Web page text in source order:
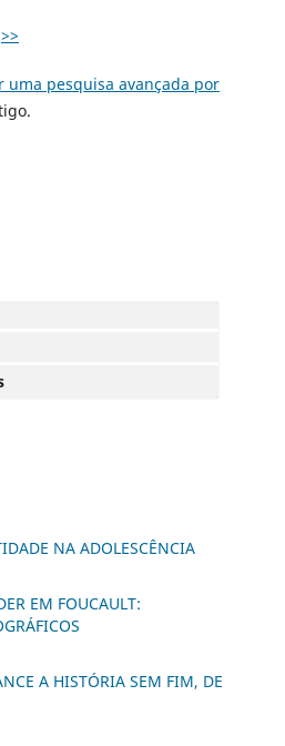
>>
uma pesquisa avançada por
NA ADOLESCÊNCIA
EM FOUCAULT:
A HISTÓRIA SEM FIM, DE